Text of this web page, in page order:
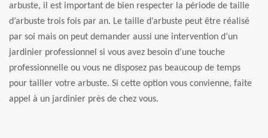
arbuste, il est important de bien respecter la période de taille
d’arbuste trois fois par an. Le taille d’arbuste peut être réalisé
par soi mais on peut demander aussi une intervention d’un
jardinier professionnel si vous avez besoin d’une touche
professionnelle ou vous ne disposez pas beaucoup de temps
pour tailler votre arbuste. Si cette option vous convienne, faite
appel à un jardinier près de chez vous.